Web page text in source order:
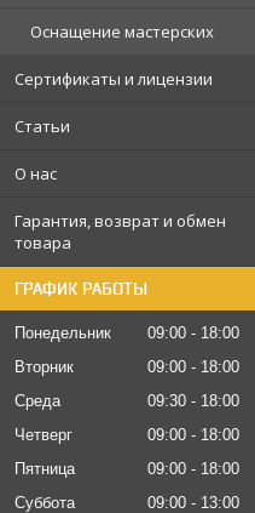
Оснащение мастерских
Сертификаты и лицензии
Статьи
О нас
Гарантия, возврат и обмен
товара
ГРАФИК РАБОТЫ
Понедельник 09:00
18:00
Вторник
09:00
18:00
Среда
09:30
18:00
Четверг
09:00
18:00
Пятница
09:00
18:00
Суббота
09:00
13:00